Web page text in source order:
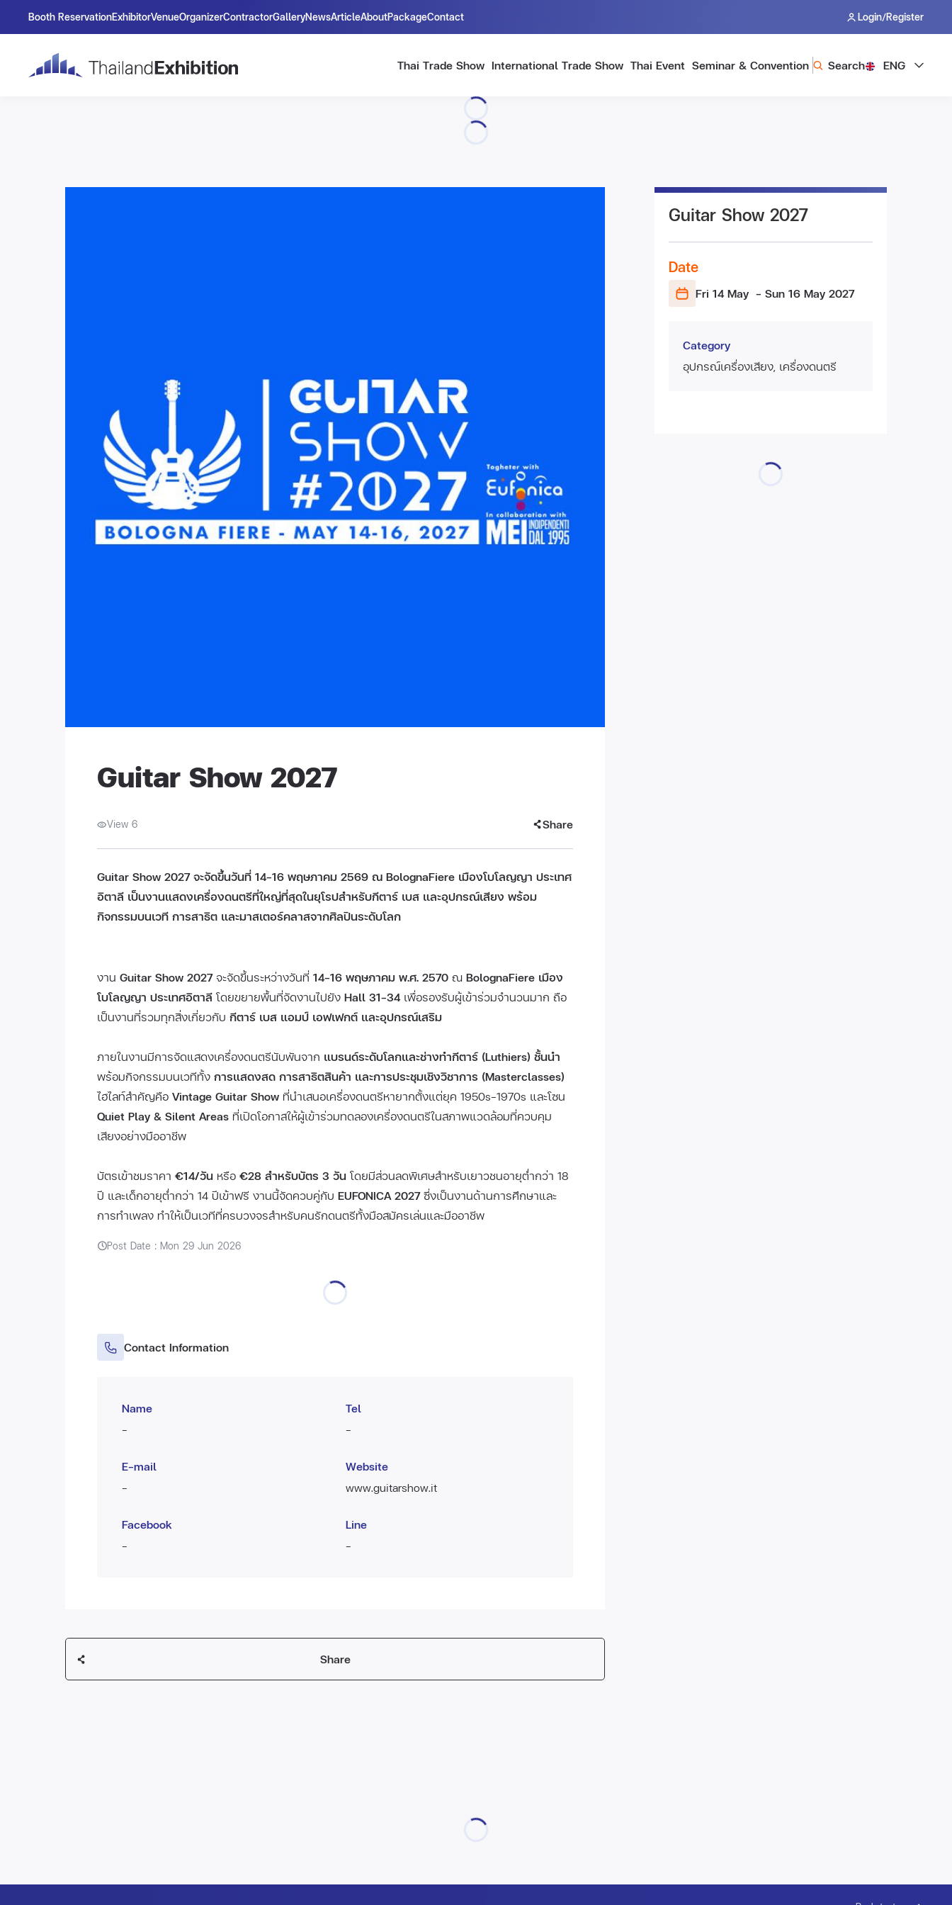
Booth ReservationExhibitorVenueOrganizerContractorGalleryNewsArticleAboutPackageContact Login/Register
Thai Trade Show International Trade Show Thai Event Seminar & Convention Search ENG
Guitar Show 2027
Date
Fri 14 May - Sun 16 May 2027
Category
อุปกรณ์เครื่องเสียง, เครื่องดนตรี
Guitar Show 2027
View 6 Share
Guitar Show 2027 จะจัดขึ้นวันที่ 14–16 พฤษภาคม 2569 ณ BolognaFiere เมืองโบโลญญา ประเทศ
อิตาลี เป็นงานแสดงเครื่องดนตรีที่ใหญ่ที่สุดในยุโรปสำหรับกีตาร์ เบส และอุปกรณ์เสียง พร้อม
กิจกรรมบนเวที การสาธิต และมาสเตอร์คลาสจากศิลปินระดับโลก
งาน Guitar Show 2027จะจัดขึ้นระหว่างวันที่ 14–16 พฤษภาคม พ.ศ. 2570 ณ BolognaFiere เมือง
โบโลญญา ประเทศอิตาลี โดยขยายพื้นที่จัดงานไปยัง Hall 31–34เพื่อรองรับผู้เข้าร่วมจำนวนมาก ถือ
เป็นงานที่รวมทุกสิ่งเกี่ยวกับ กีตาร์ เบส แอมป์ เอฟเฟกต์ และอุปกรณ์เสริม
ภายในงานมีการจัดแสดงเครื่องดนตรีนับพันจาก แบรนด์ระดับโลกและช่างทำกีตาร์ (Luthiers) ชั้นนำ
พร้อมกิจกรรมบนเวทีทั้ง การแสดงสด การสาธิตสินค้า และการประชุมเชิงวิชาการ (Masterclasses)
ไฮไลท์สำคัญคือ Vintage Guitar Show ที่นำเสนอเครื่องดนตรีหายากตั้งแต่ยุค 1950s–1970s และโซน
Quiet Play & Silent Areas ที่เปิดโอกาสให้ผู้เข้าร่วมทดลองเครื่องดนตรีในสภาพแวดล้อมที่ควบคุม
เสียงอย่างมืออาชีพ
บัตรเข้าชมราคา €14/วัน หรือ €28 สำหรับบัตร 3 วัน โดยมีส่วนลดพิเศษสำหรับเยาวชนอายุต่ำกว่า 18
ปี และเด็กอายุต่ำกว่า 14 ปีเข้าฟรี งานนี้จัดควบคู่กับ EUFONICA 2027ซึ่งเป็นงานด้านการศึกษาและ
การทำเพลง ทำให้เป็นเวทีที่ครบวงจรสำหรับคนรักดนตรีทั้งมือสมัครเล่นและมืออาชีพ
Post Date : Mon 29 Jun 2026
Contact Information
Name
-
Tel
-
E-mail
-
Website
www.guitarshow.it
Facebook
-
Line
-
Share